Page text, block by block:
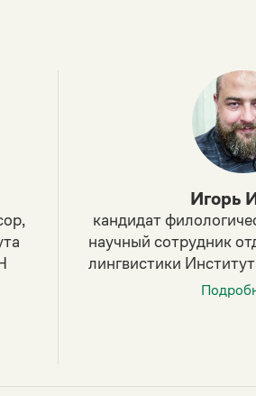
Игорь
кандидат
научный сотрудник
лингвистики